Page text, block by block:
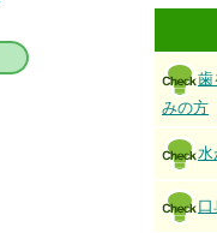
歯
みの方
水